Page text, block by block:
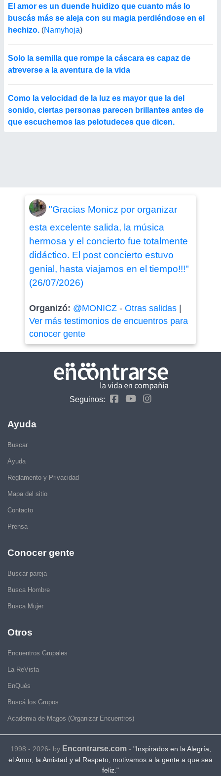
El amor es un duende huidizo que cuanto más lo
buscás más se aleja con su magia perdiéndose en el
hechizo. (Namyhoja)
Solo la semilla que rompe la cáscara es capaz de
atreverse a la aventura de la vida
Como la velocidad de la luz es mayor que la del
sonido, ciertas personas parecen brillantes antes de
que escuchemos las pelotudeces que dicen.
"Gracias Monicz por organizar
esta excelente salida, la música
hermosa y el concierto fue totalmente
didáctico. El post concierto estuvo
genial, hasta viajamos en el tiempo!!!"
(26/07/2026)
Organizó: @MONICZ- Otras salidas|
Ver más testimonios de encuentros para
conocer gente
Seguinos:
Ayuda
Buscar
Ayuda
Reglamento y Privacidad
Mapa del sitio
Contacto
Prensa
Conocer gente
Buscar pareja
Busca Hombre
Busca Mujer
Otros
Encuentros Grupales
La ReVista
EnQués
Buscá los Grupos
Academia de Magos (Organizar Encuentros)
1998 - 2026- by Encontrarse.com- "Inspirados en la Alegría,
el Amor, la Amistad y el Respeto, motivamos a la gente a que sea
feliz."